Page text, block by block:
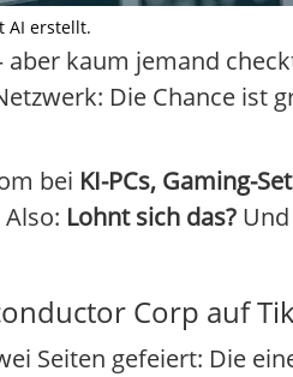
AI erstellt.
kaum jemand
Die Chance ist
bei KI-PCs, Gaming-
Lohnt sich das?
Corp auf
Seiten gefeiert: Die